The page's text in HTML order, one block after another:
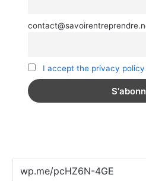
I accept the privacy policy